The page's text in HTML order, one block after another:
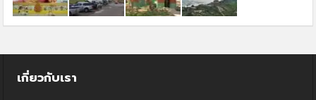
เกี่ยวกับเรา